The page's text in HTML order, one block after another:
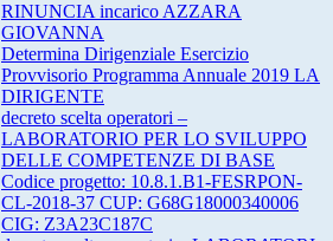
RINUNCIA incarico AZZARA
GIOVANNA
Determina Dirigenziale Esercizio
Provvisorio Programma Annuale 2019 LA
DIRIGENTE
decreto scelta operatori –
LABORATORIO PER LO SVILUPPO
DELLE COMPETENZE DI BASE
Codice progetto: 10.8.1.B1-FESRPON-
CL-2018-37 CUP: G68G18000340006
CIG: Z3A23C187C